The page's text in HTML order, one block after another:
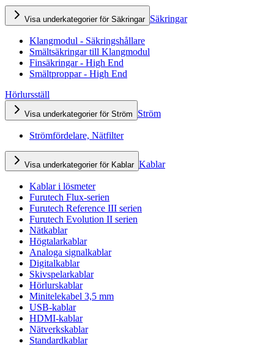
Visa underkategorier för Säkringar Säkringar
Klangmodul - Säkringshållare
Smältsäkringar till Klangmodul
Finsäkringar - High End
Smältproppar - High End
Hörlursställ
Visa underkategorier för Ström Ström
Strömfördelare, Nätfilter
Visa underkategorier för Kablar Kablar
Kablar i lösmeter
Furutech Flux-serien
Furutech Reference III serien
Furutech Evolution II serien
Nätkablar
Högtalarkablar
Analoga signalkablar
Digitalkablar
Skivspelarkablar
Hörlurskablar
Minitelekabel 3,5 mm
USB-kablar
HDMI-kablar
Nätverkskablar
Standardkablar